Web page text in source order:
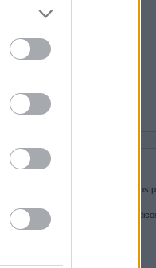
SOBRE KIOSKO.NET
es la puerta de entrada a los
Navega por las portadas de los
del otro extremo del mundo.